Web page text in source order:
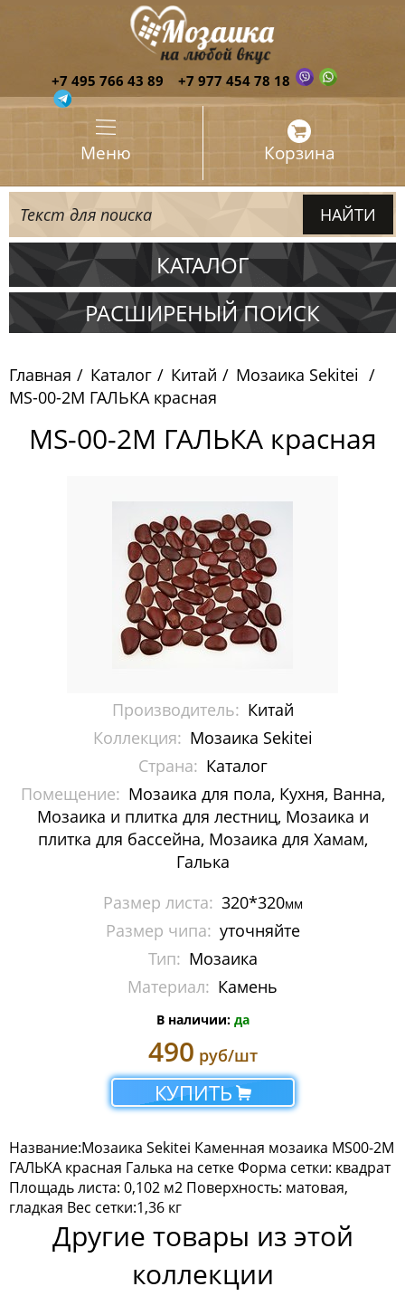
+7 495 766 43 89 +7 977 454 78 18
Меню Корзина
КАТАЛОГ
Испания
Китай
Pixelmosaic
Керамогранит NSceramic
Керамогранит Staro
Мозаика ArtMoment
Мозаика Bars Crystal Mosaic
Мозаика Caramelle Mosaic
Мозаика Dao
Мозаика Decor-mosaic
Мозаика Imagine Mosaic
Мозаика Keramograd
Мозаика Mir Mosaic
Мозаика NSmosaic
Мозаика Orro Mosaic
Мозаика Rose Mosaic
Мозаика Starmosaic
Мозаика Tonomosaic
Мозаика Опера Декора
РАСШИРЕНЫЙ ПОИСК
Главная Каталог Китай
Мозаика Sekitei
MS-00-2М ГАЛЬКА красная
MS-00-2М ГАЛЬКА красная
Производитель: Китай
Коллекция: Мозаика Sekitei
Страна: Каталог
Помещение: Мозаика для пола, Кухня, Ванна,
Мозаика и плитка для лестниц, Мозаика и
плитка для бассейна, Мозаика для Хамам,
Галька
Размер листа: 320*320мм
Размер чипа: уточняйте
Тип: Мозаика
Материал: Камень
В наличии: да
490 руб/шт
КУПИТЬ
Название:Мозаика Sekitei Каменная мозаика MS00-2М
ГАЛЬКА красная Галька на сетке Форма сетки: квадрат
Площадь листа: 0,102 м2 Поверхность: матовая,
гладкая Вес сетки:1,36 кг
Другие товары из этой
коллекции